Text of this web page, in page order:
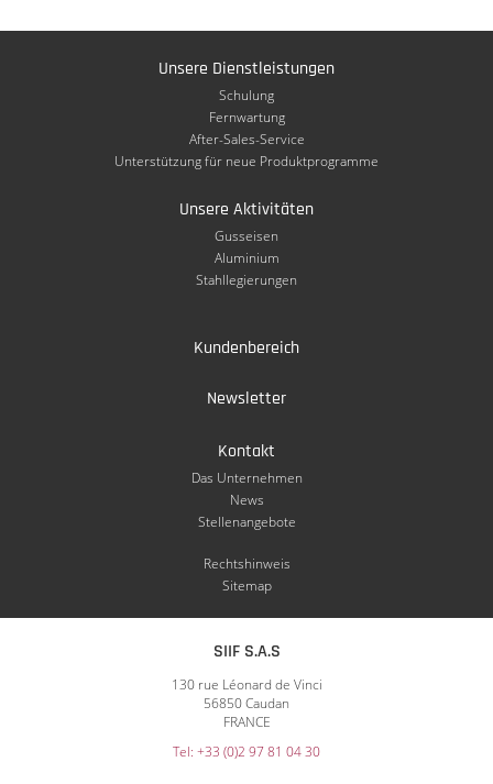
Unsere Dienstleistungen
Schulung
Fernwartung
After-Sales-Service
Unterstützung für neue Produktprogramme
Unsere Aktivitäten
Gusseisen
Aluminium
Stahllegierungen
Kundenbereich
Newsletter
Kontakt
Das Unternehmen
News
Stellenangebote
Rechtshinweis
Sitemap
SIIF S.A.S
130 rue Léonard de Vinci
56850 Caudan
FRANCE
Tel: +33 (0)2 97 81 04 30